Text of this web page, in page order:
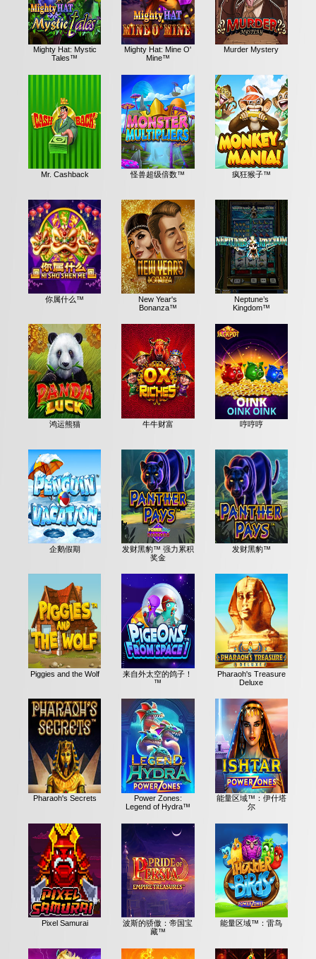
Mighty Hat: Mystic
Tales™
Mighty Hat: Mine O'
Mine™
Murder Mystery
Mr. Cashback 怪兽超级倍数™ 疯狂猴子™
你属什么™
New Year's
Bonanza™
Neptune’s
Kingdom™
鸿运熊猫 牛牛财富 哼哼哼
企鹅假期
发财黑豹™ 强力累积
奖金
发财黑豹™
Piggies and the Wolf
来自外太空的鸽子！
™
Pharaoh's Treasure
Deluxe
Pharaoh's Secrets
Power Zones:
Legend of Hydra™
能量区域™：伊什塔
尔
Pixel Samurai
波斯的骄傲：帝国宝
藏™
能量区域™：雷鸟